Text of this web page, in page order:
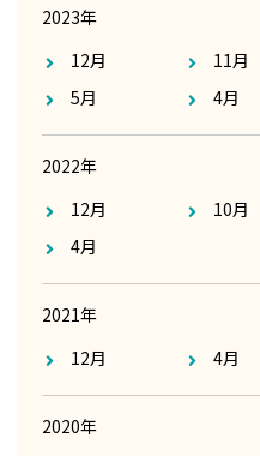
2023年
12月
11月
5月
4月
2022年
12月
10月
4月
2021年
12月
4月
2020年